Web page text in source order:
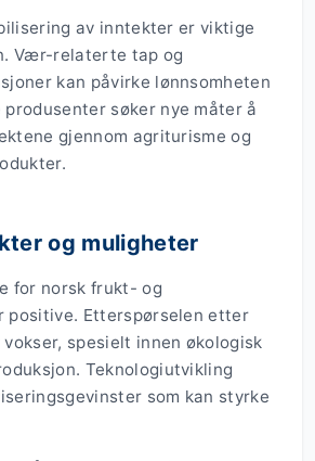
av inntekter er viktige
Vær-relaterte tap og
kan påvirke lønnsomheten
søker nye måter å
gjennom agriturisme og
og muligheter
for norsk frukt- og
positive. Etterspørselen etter
spesielt innen økologisk
Teknologiutvikling
som kan styrke